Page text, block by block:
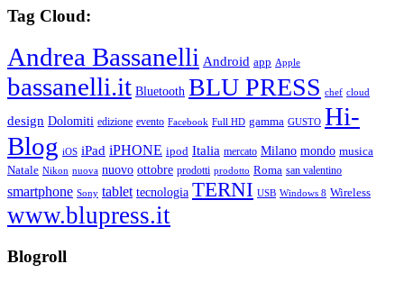
Tag Cloud:
Andrea Bassanelli Android app Apple
bassanelli.it Bluetooth BLU PRESS chef cloud
design Dolomiti edizione evento Facebook Full HD gamma GUSTO Hi-
Blog iOS iPad iPHONE ipod Italia mercato Milano mondo musica
Natale Nikon nuova nuovo ottobre prodotti prodotto Roma san valentino
smartphone Sony tablet tecnologia TERNI USB Windows 8 Wireless
www.blupress.it
Blogroll